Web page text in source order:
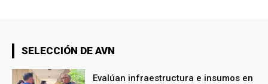
SELECCIÓN DE AVN
Evalúan infraestructura e insumos en